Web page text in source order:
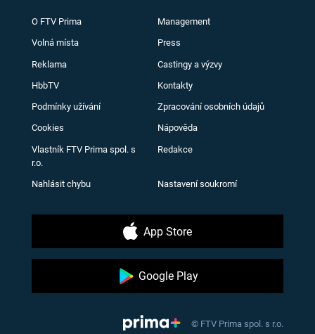
O FTV Prima Management
Volná místa Press
Reklama Castingy a výzvy
HbbTV Kontakty
Podmínky užívání Zpracování osobních údajů
Cookies Nápověda
Vlastník FTV Prima spol. s
r.o.
Redakce
Nahlásit chybu Nastavení soukromí
App Store
Google Play
© FTV Prima spol. s r.o.